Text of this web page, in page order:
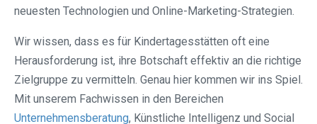
neuesten Technologien und Online-Marketing-Strategien.
Wir wissen, dass es für Kindertagesstätten oft eine
Herausforderung ist, ihre Botschaft effektiv an die richtige
Zielgruppe zu vermitteln. Genau hier kommen wir ins Spiel.
Mit unserem Fachwissen in den Bereichen
Unternehmensberatung, Künstliche Intelligenz und Social